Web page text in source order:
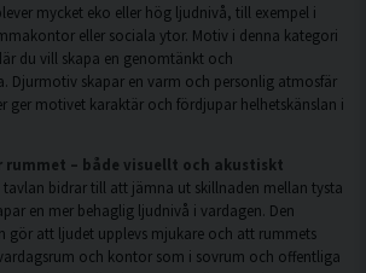
mycket eko eller hög ljudnivå, till exempel i
eller sociala ytor. Motiv i denna kategori
du vill skapa en genomtänkt och
Djurmotiv skapar en varm och personlig atmosfär
ger motivet karaktär och fördjupar helhetskänslan i
– både visuellt och akustiskt
tavlan bidrar till att jämna ut skillnaden mellan tysta
en mer behaglig ljudnivå i vardagen. Den
gör att ljudet upplevs mjukare och att rummets
och kontor som i sovrum och offentliga